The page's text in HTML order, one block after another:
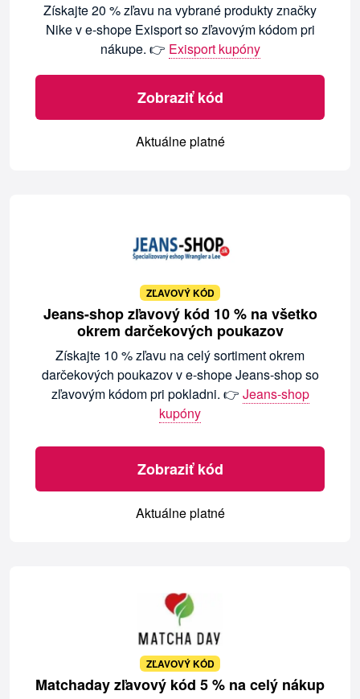
Získajte 20 % zľavu na vybrané produkty značky
Nike v e-shope Exisport so zľavovým kódom pri
nákupe. 👉 Exisport kupóny
Zobraziť kód
Aktuálne platné
ZĽAVOVÝ KÓD
Jeans-shop zľavový kód 10 % na všetko
okrem darčekových poukazov
Získajte 10 % zľavu na celý sortiment okrem
darčekových poukazov v e-shope Jeans-shop so
zľavovým kódom pri pokladni. 👉 Jeans-shop
kupóny
Zobraziť kód
Aktuálne platné
ZĽAVOVÝ KÓD
Matchaday zľavový kód 5 % na celý nákup